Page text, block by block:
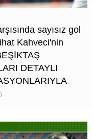
sayısız gol
Kahveci'nin
DETAYLI
4. maçında
kaldı. Kaleci